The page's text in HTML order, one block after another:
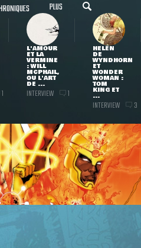
PLUS
1
L'AMOUR
ET LA
VERMINE
: WILL
MCPHAIL,
OU L'ART
DE ...
INTERVIEW 1
HELEN
DE
WYNDHORN
ET
WONDER
WOMAN :
TOM
KING ET
...
INTERVIEW 3